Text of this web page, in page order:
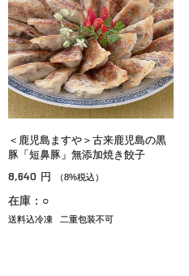
＜鹿児島ますや＞古来鹿児島の黒
豚「短鼻豚」無添加焼き餃子
8,640 円 （8%税込）
在庫：○
送料込冷凍 二重包装不可